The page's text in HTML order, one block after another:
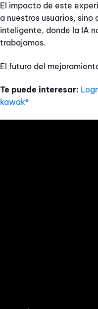
El impacto de este
a nuestros usuarios,
inteligente, donde la IA
trabajamos.
El futuro del
Te puede interesar:
kawak®